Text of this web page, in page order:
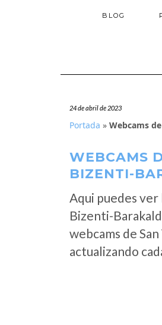
BLOG
24 de abril de 2023
Portada » Webcams
WEBCAMS
BIZENTI-
Aqui puedes ver
Bizenti-
webcams de
actualizando